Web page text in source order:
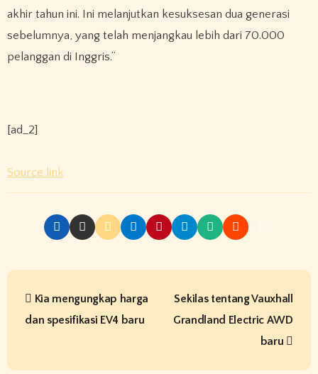
akhir tahun ini. Ini melanjutkan kesuksesan dua generasi
sebelumnya, yang telah menjangkau lebih dari 70.000
pelanggan di Inggris.”
[ad_2]
Source link
P
Kia mengungkap harga
dan spesifikasi EV4 baru
Sekilas tentang Vauxhall
Grandland Electric AWD
baru